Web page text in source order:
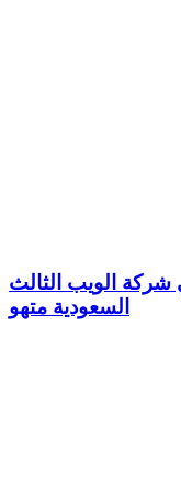
٥٠٠,٠٠٠ دولار في شركة الويب الثالث
السعودية متهو